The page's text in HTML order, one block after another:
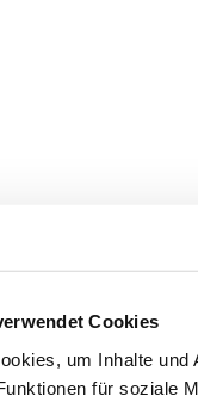
Cookies
um Inhalte und
für soziale